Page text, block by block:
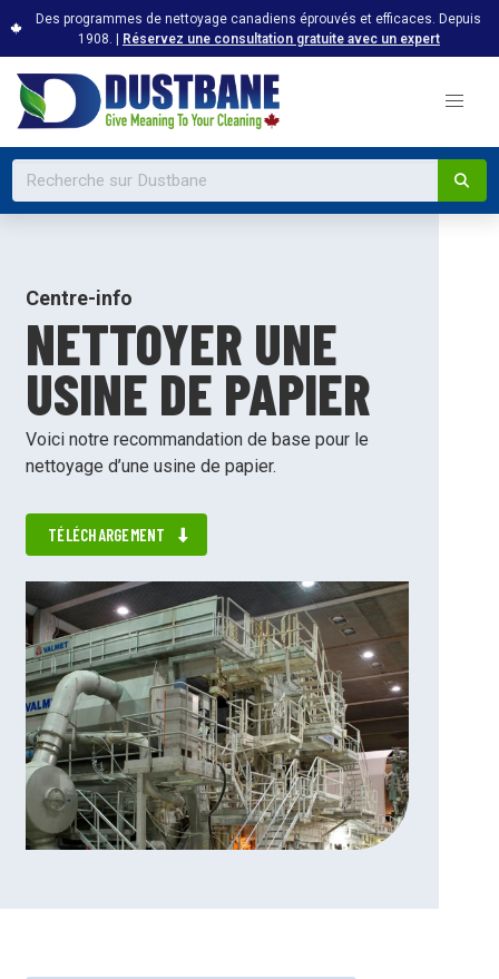
Des programmes de nettoyage canadiens éprouvés et efficaces. Depuis
1908. | Réservez une consultation gratuite avec un expert
Centre-info
NETTOYER UNE
USINE DE PAPIER
Voici notre recommandation de base pour le
nettoyage d’une usine de papier.
TÉLÉCHARGEMENT